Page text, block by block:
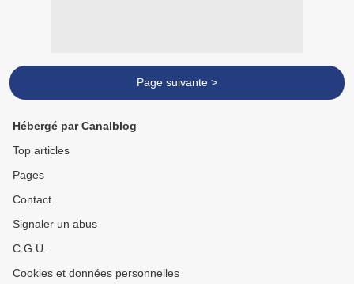
Page suivante >
Hébergé par Canalblog
Top articles
Pages
Contact
Signaler un abus
C.G.U.
Cookies et données personnelles